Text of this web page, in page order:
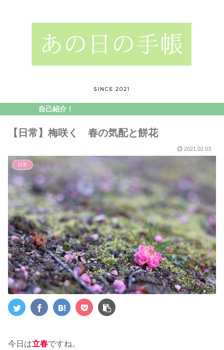
自己紹介！
【日常】梅咲く 春の気配と餅花
2021.02.03
日常
今日は立春ですね。